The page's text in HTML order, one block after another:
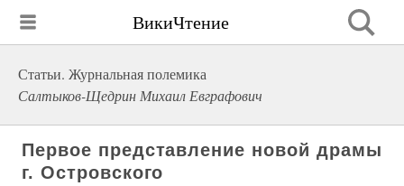
ВикиЧтение
Статьи. Журнальная полемика
Салтыков-Щедрин Михаил Евграфович
Первое представление новой драмы
г. Островского